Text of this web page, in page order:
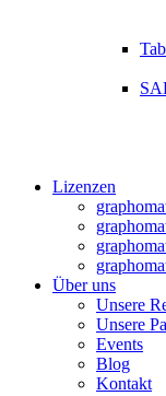
Lizenzen
Über uns
Unsere
Unsere
Events
Blog
Kontakt